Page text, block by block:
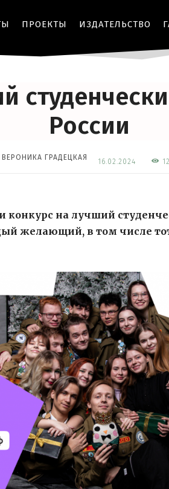
ПРОЕКТЫ ИЗДАТЕЛЬСТВО
России
ВЕРОНИКА ГРАДЕЦКАЯ 16.02.2024
конкурс на лучший
желающий, в том числе